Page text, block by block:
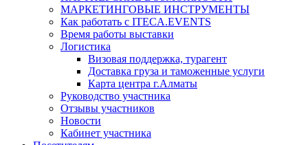
МАРКЕТИНГОВЫЕ ИНСТРУМЕНТЫ
Как работать с ITECA.EVENTS
Время работы выставки
Логистика
Визовая поддержка, турагент
Доставка груза и таможенные услуги
Карта центра г.Алматы
Руководство участника
Отзывы участников
Новости
Кабинет участника